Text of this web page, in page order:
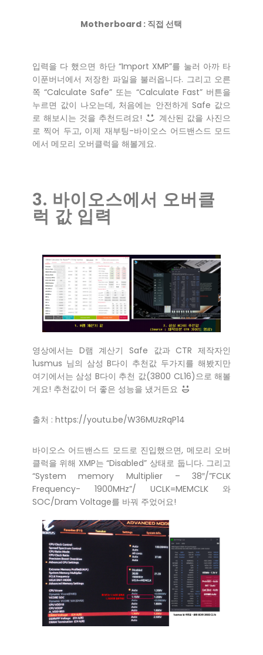
Motherboard : 직접 선택
입력을 다 했으면 하단 “Import XMP”를 눌러 아까 타
이푼버너에서 저장한 파일을 불러옵니다. 그리고 오른
쪽 “Calculate Safe” 또는 “Calculate Fast” 버튼을
누르면 값이 나오는데, 처음에는 안전하게 Safe 값으
로 해보시는 것을 추천드려요!
계산된 값을 사진으
로 찍어 두고, 이제 재부팅-바이오스 어드밴스드 모드
에서 메모리 오버클럭을 해볼게요.
3. 바이오스에서 오버클
럭 값 입력
영상에서는 D램 계산기 Safe 값과 CTR 제작자인
1usmus 님의 삼성 B다이 추천값 두가지를 해봤지만
여기에서는 삼성 B다이 추천 값(3800 CL16)으로 해볼
게요! 추천값이 더 좋은 성능을 냈거든요
출처 : https://youtu.be/W36MUzRqP14
바이오스 어드밴스드 모드로 진입했으면, 메모리 오버
클럭을 위해 XMP는 “Disabled” 상태로 둡니다. 그리고
“System memory Multiplier – 38″/”FCLK
Frequency- 1900MHz”/ UCLK=MEMCLK 와
SOC/Dram Voltage를 바꿔 주었어요!